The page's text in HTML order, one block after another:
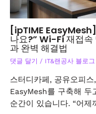
[ipTIME EasyMesh]
나요?” Wi-Fi 재접속
과 완벽 해결법
댓글 달기 / IT&랜공사 블로그
스터디카페, 공유오피
EasyMesh를 구축해 두
순간이 있습니다. “어